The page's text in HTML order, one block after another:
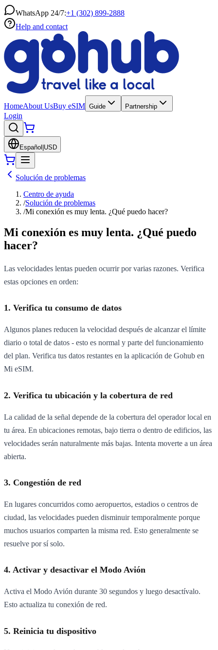
WhatsApp 24/7:+1 (302) 899-2888
Help and contact
HomeAbout UsBuy eSIM Guide Partnership
Login
Español USD
Solución de problemas
Centro de ayuda
/Solución de problemas
/Mi conexión es muy lenta. ¿Qué puedo hacer?
Mi conexión es muy lenta. ¿Qué puedo
hacer?
Las velocidades lentas pueden ocurrir por varias razones. Verifica
estas opciones en orden:
1. Verifica tu consumo de datos
Algunos planes reducen la velocidad después de alcanzar el límite
diario o total de datos - esto es normal y parte del funcionamiento
del plan. Verifica tus datos restantes en la aplicación de Gohub en
Mi eSIM.
2. Verifica tu ubicación y la cobertura de red
La calidad de la señal depende de la cobertura del operador local en
tu área. En ubicaciones remotas, bajo tierra o dentro de edificios, las
velocidades serán naturalmente más bajas. Intenta moverte a un área
abierta.
3. Congestión de red
En lugares concurridos como aeropuertos, estadios o centros de
ciudad, las velocidades pueden disminuir temporalmente porque
muchos usuarios comparten la misma red. Esto generalmente se
resuelve por sí solo.
4. Activar y desactivar el Modo Avión
Activa el Modo Avión durante 30 segundos y luego desactívalo.
Esto actualiza tu conexión de red.
5. Reinicia tu dispositivo